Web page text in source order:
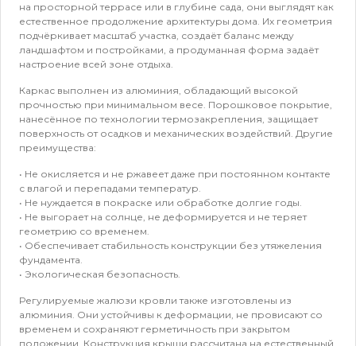
на просторной террасе или в глубине сада, они выглядят как
естественное продолжение архитектуры дома. Их геометрия
подчёркивает масштаб участка, создаёт баланс между
ландшафтом и постройками, а продуманная форма задаёт
настроение всей зоне отдыха.
Каркас выполнен из алюминия, обладающий высокой
прочностью при минимальном весе. Порошковое покрытие,
нанесённое по технологии термозакрепления, защищает
поверхность от осадков и механических воздействий. Другие
преимущества:
• Не окисляется и не ржавеет даже при постоянном контакте
с влагой и перепадами температур.
• Не нуждается в покраске или обработке долгие годы.
• Не выгорает на солнце, не деформируется и не теряет
геометрию со временем.
• Обеспечивает стабильность конструкции без утяжеления
фундамента.
• Экологическая безопасность.
Регулируемые жалюзи кровли также изготовлены из
алюминия. Они устойчивы к деформации, не провисают со
временем и сохраняют герметичность при закрытом
положении. Конструкция крыши рассчитана на естественный